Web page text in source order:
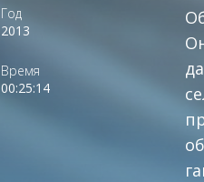
Год
2013
Время
00:25:14